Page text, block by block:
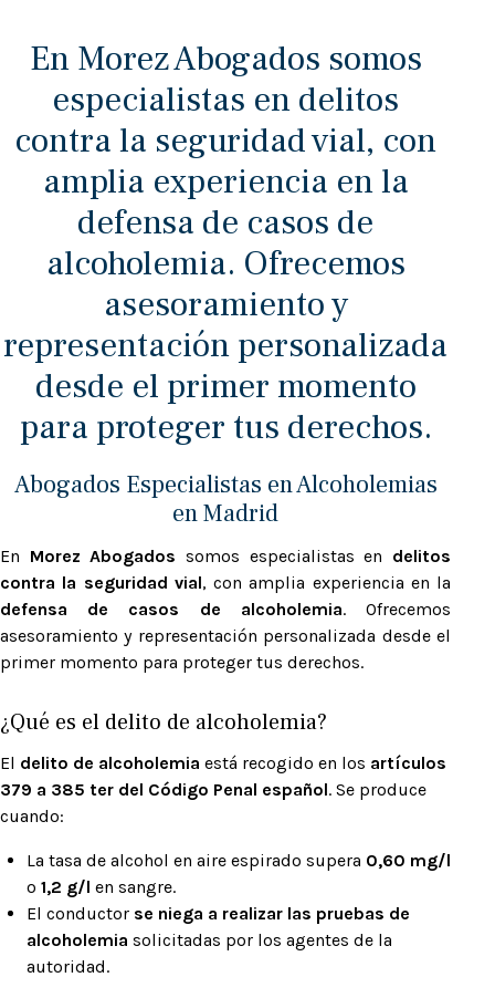
En Morez Abogados somos
especialistas en delitos
contra la seguridad vial, con
amplia experiencia en la
defensa de casos de
alcoholemia. Ofrecemos
asesoramiento y
representación personalizada
desde el primer momento
para proteger tus derechos.
Abogados Especialistas en Alcoholemias
en Madrid
En Morez Abogados somos especialistas en delitos
contra la seguridad vial, con amplia experiencia en la
defensa de casos de alcoholemia. Ofrecemos
asesoramiento y representación personalizada desde el
primer momento para proteger tus derechos.
¿Qué es el delito de alcoholemia?
El delito de alcoholemia está recogido en los artículos
379 a 385 ter del Código Penal español. Se produce
cuando:
La tasa de alcohol en aire espirado supera 0,60 mg/l
o 1,2 g/l en sangre.
El conductor se niega a realizar las pruebas de
alcoholemia solicitadas por los agentes de la
autoridad.